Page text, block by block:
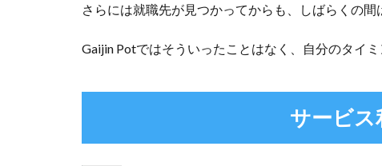
人を
たい
5
がな
さらには就職先が見つかってからも、しばらくの間
Gaijin Potではそういったことはなく、自分のタイ
サービス